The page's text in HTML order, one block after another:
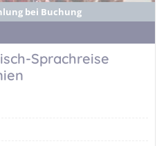
bei Buchung
Sprachreise